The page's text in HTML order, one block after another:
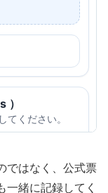
ではなく、公式票
緒に記録してく